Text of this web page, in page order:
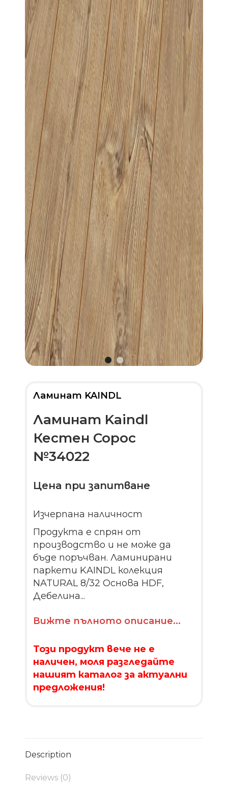
Ламинат KAINDL
Ламинат Kaindl
Кестен Сорос
№34022
Цена при запитване
Изчерпана наличност
Продукта е спрян от
производство и не може да
бъде поръчван. Ламинирани
паркети KAINDL колекция
NATURAL 8/32 Основа HDF,
Дебелина...
Вижте пълното описание...
Този продукт вече не е
наличен, моля разгледайте
нашият каталог за актуални
предложения!
Description
Reviews (0)